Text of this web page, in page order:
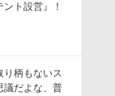
ント設営』！
り柄もないス
議だよな、普